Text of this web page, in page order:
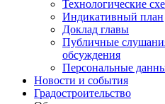
Технологические
Индикативный план
Доклад главы
Публичные
обсуждения
Персональные
Новости и события
Градостроительство